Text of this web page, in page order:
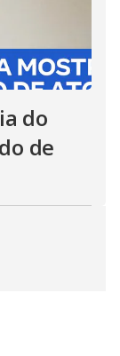
do
de